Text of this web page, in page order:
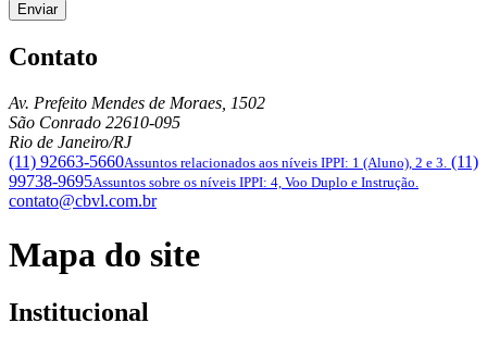
Enviar
Contato
Av. Prefeito Mendes de Moraes, 1502
São Conrado 22610-095
Rio de Janeiro/RJ
(11) 92663-5660Assuntos relacionados aos níveis IPPI: 1 (Aluno), 2 e 3. (11)
99738-9695Assuntos sobre os níveis IPPI: 4, Voo Duplo e Instrução.
contato@cbvl.com.br
Mapa do site
Institucional